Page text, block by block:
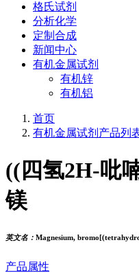
格氏试剂
分析化学
定制合成
新闻中心
有机金属试剂
有机锌
有机铝
首页
有机金属试剂产品列
((四氢2H-吡
镁
英文名： Magnesium,
产品属性